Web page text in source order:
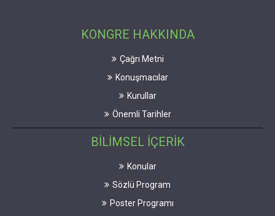
KONGRE HAKKINDA
Çağrı Metni
Konuşmacılar
Kurullar
Önemli Tarihler
BİLİMSEL İÇERİK
Konular
Sözlü Program
Poster Programı